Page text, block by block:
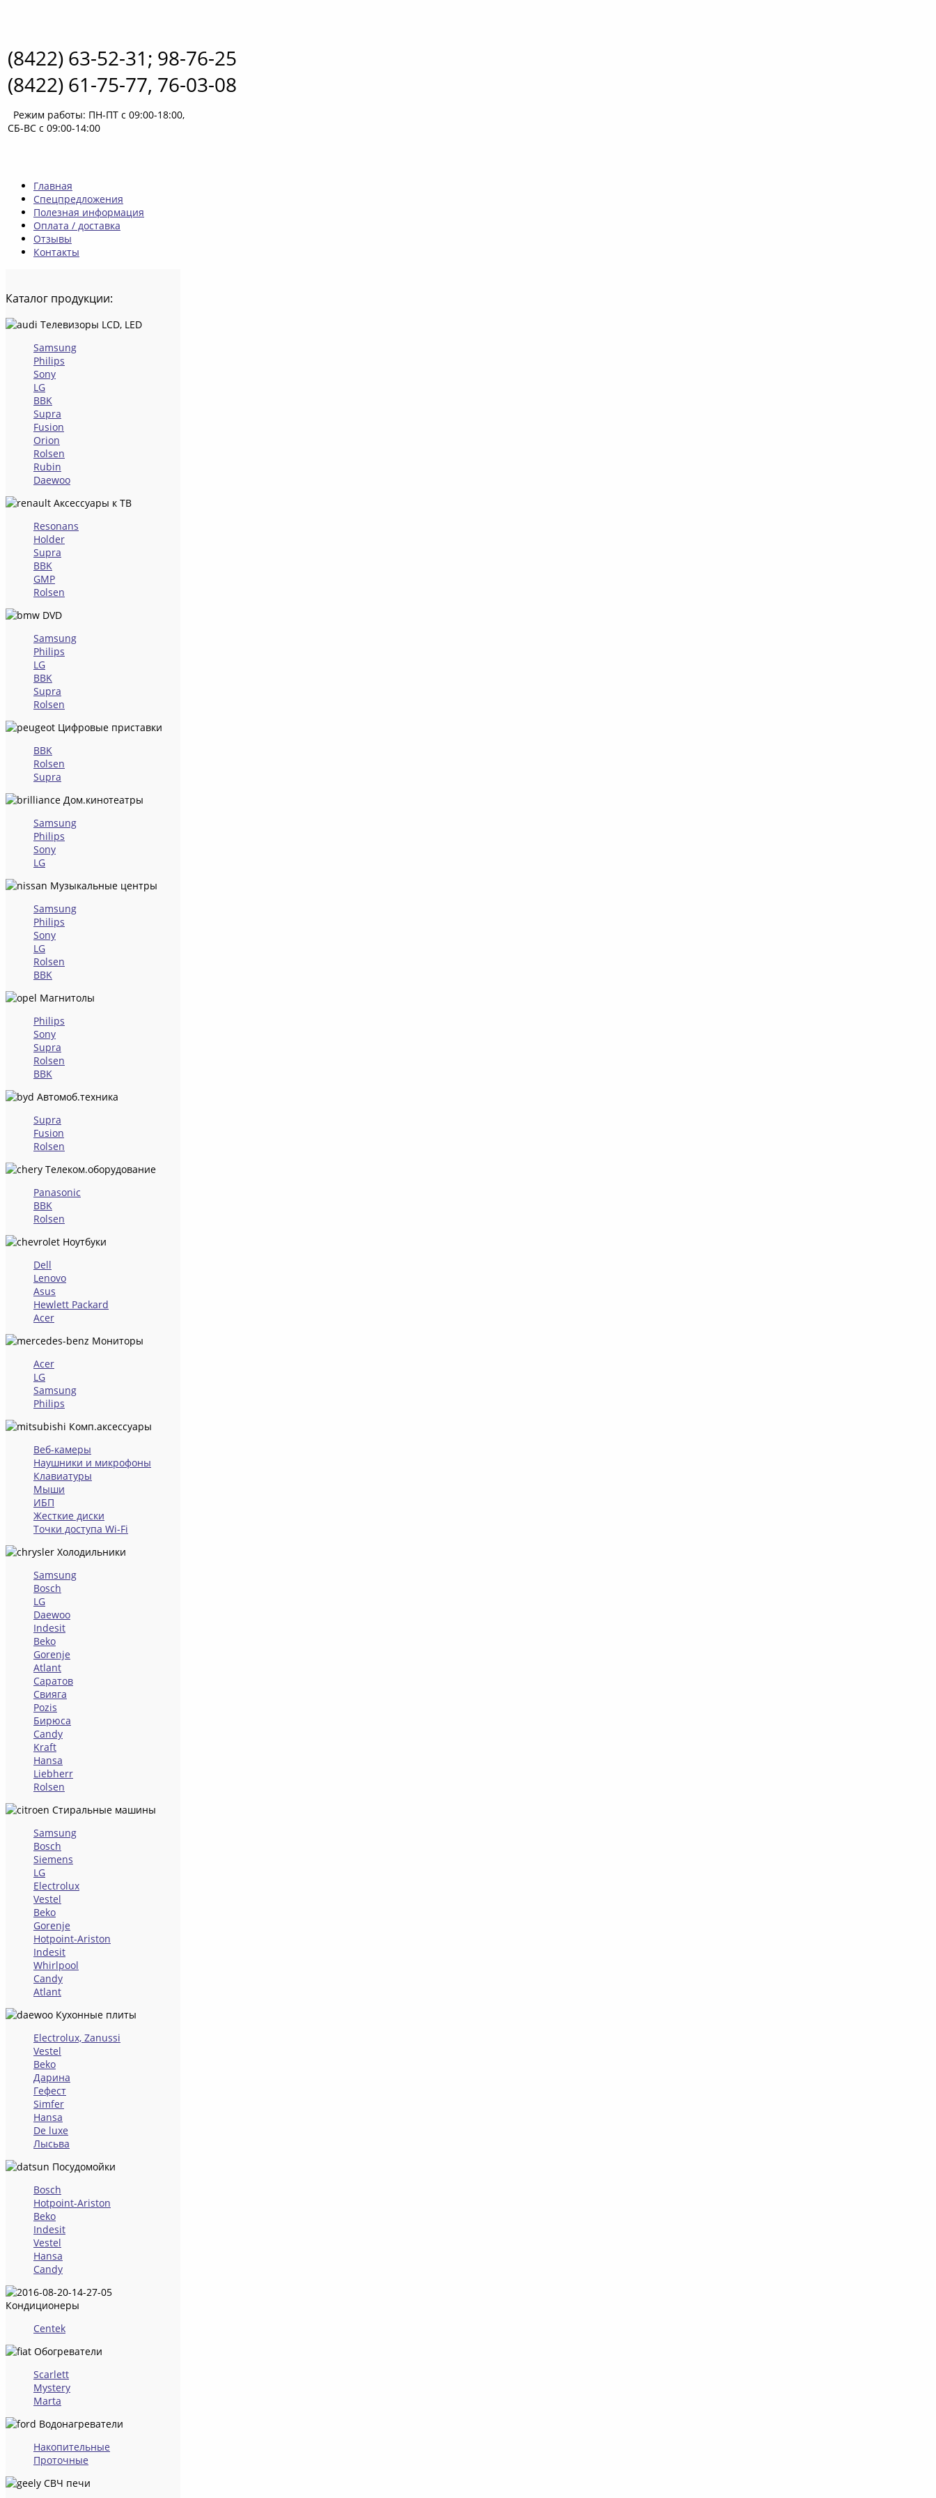
(8422) 63-52-31; 98-76-25
(8422) 61-75-77, 76-03-08
Режим работы: ПН-ПТ с 09:00-18:00,
СБ-ВС с 09:00-14:00
Главная
Спецпредложения
Полезная информация
Оплата / доставка
Отзывы
Контакты
Каталог продукции:
Телевизоры LCD, LED
Samsung
Philips
Sony
LG
BBK
Supra
Fusion
Orion
Rolsen
Rubin
Daewoo
Аксессуары к ТВ
Resonans
Holder
Supra
BBK
GMP
Rolsen
DVD
Samsung
Philips
LG
BBK
Supra
Rolsen
Цифровые приставки
BBK
Rolsen
Supra
Дом.кинотеатры
Samsung
Philips
Sony
LG
Музыкальные центры
Samsung
Philips
Sony
LG
Rolsen
BBK
Магнитолы
Philips
Sony
Supra
Rolsen
BBK
Автомоб.техника
Supra
Fusion
Rolsen
Телеком.оборудование
Panasonic
BBK
Rolsen
Ноутбуки
Dell
Lenovo
Asus
Hewlett Packard
Acer
Мониторы
Acer
LG
Samsung
Philips
Комп.аксессуары
Веб-камеры
Наушники и микрофоны
Клавиатуры
Мыши
ИБП
Жесткие диски
Точки доступа Wi-Fi
Холодильники
Samsung
Bosch
LG
Daewoo
Indesit
Beko
Gorenje
Atlant
Саратов
Свияга
Pozis
Бирюса
Candy
Kraft
Hansa
Liebherr
Rolsen
Стиральные машины
Samsung
Bosch
Siemens
LG
Electrolux
Vestel
Beko
Gorenje
Hotpoint-Ariston
Indesit
Whirlpool
Candy
Atlant
Кухонные плиты
Electrolux, Zanussi
Vestel
Beko
Дарина
Гефест
Simfer
Hansa
De luxe
Лысьва
Посудомойки
Bosch
Hotpoint-Ariston
Beko
Indesit
Vestel
Hansa
Candy
Кондиционеры
Centek
Обогреватели
Scarlett
Mystery
Marta
Водонагреватели
Накопительные
Проточные
СВЧ печи